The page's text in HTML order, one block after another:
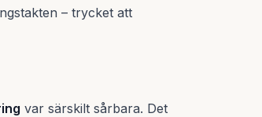
– trycket att
var särskilt sårbara. Det